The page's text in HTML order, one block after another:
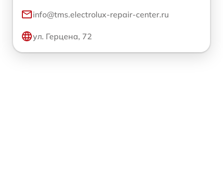
info@tms.electrolux-repair-center.ru
ул. Герцена, 72